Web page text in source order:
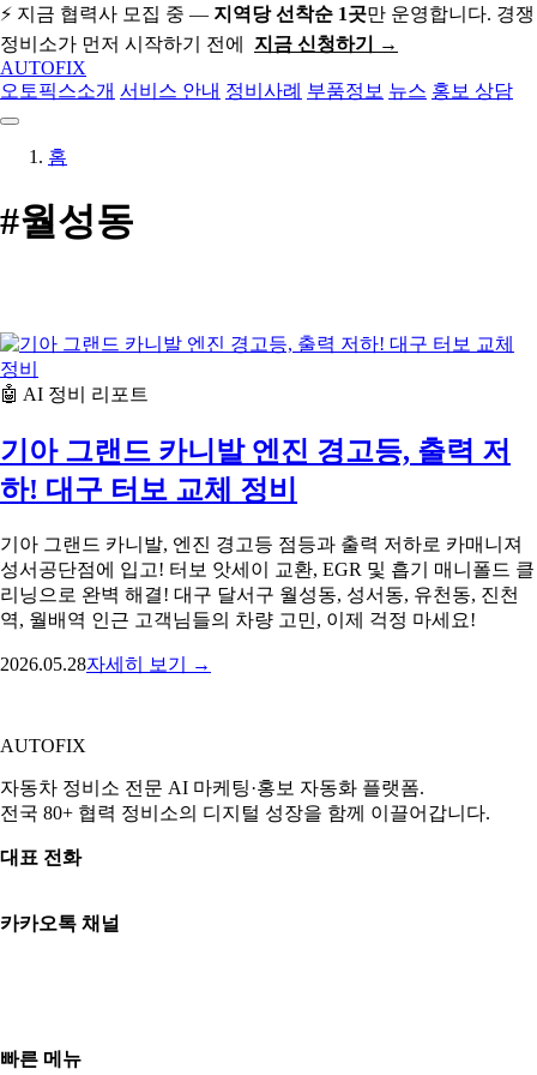
⚡ 지금 협력사 모집 중 — 지역당 선착순 1곳만 운영합니다. 경쟁
정비소가 먼저 시작하기 전에 지금 신청하기 →
AUTOFIX
오토픽스소개 서비스 안내 정비사례 부품정보 뉴스 홍보 상담
홈
#월성동
🤖 AI 정비 리포트
기아 그랜드 카니발 엔진 경고등, 출력 저
하! 대구 터보 교체 정비
기아 그랜드 카니발, 엔진 경고등 점등과 출력 저하로 카매니져
성서공단점에 입고! 터보 앗세이 교환, EGR 및 흡기 매니폴드 클
리닝으로 완벽 해결! 대구 달서구 월성동, 성서동, 유천동, 진천
역, 월배역 인근 고객님들의 차량 고민, 이제 걱정 마세요!
2026.05.28자세히 보기 →
AUTOFIX
자동차 정비소 전문 AI 마케팅·홍보 자동화 플랫폼.
전국 80+ 협력 정비소의 디지털 성장을 함께 이끌어갑니다.
대표 전화
카카오톡 채널
빠른 메뉴